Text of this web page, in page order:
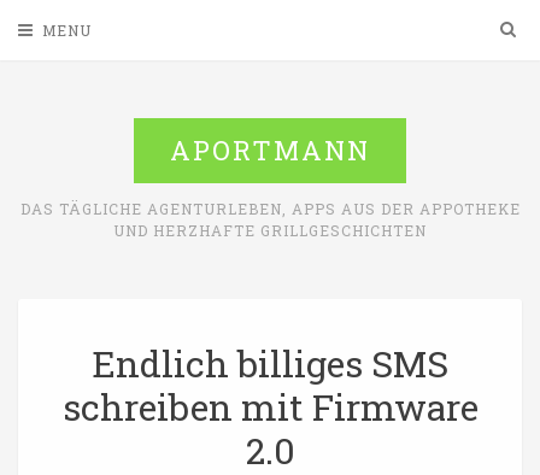
MENU
APORTMANN
DAS TÄGLICHE AGENTURLEBEN, APPS AUS DER APPOTHEKE
UND HERZHAFTE GRILLGESCHICHTEN
Endlich billiges SMS
schreiben mit Firmware
2.0